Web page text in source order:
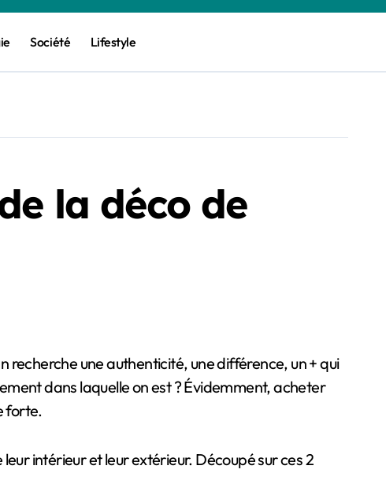
Société Lifestyle
la déco de
dans laquelle on est ? Évidemment, acheter
forte.
intérieur et leur extérieur. Découpé sur ces 2